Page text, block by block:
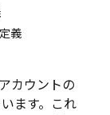
義
カウントの
ます。これ